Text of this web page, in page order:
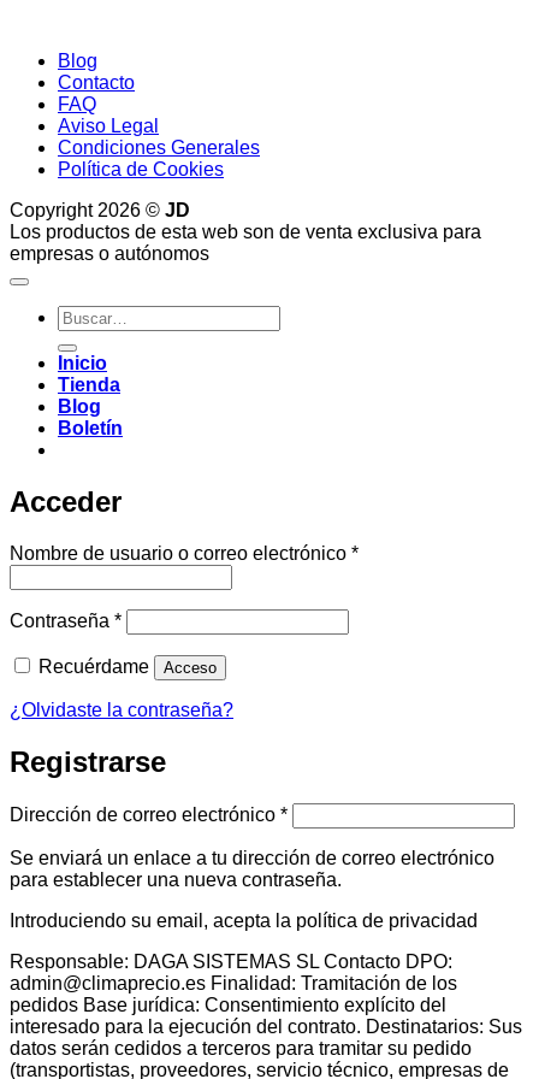
Blog
Contacto
FAQ
Aviso Legal
Condiciones Generales
Política de Cookies
Copyright 2026 © JD
Los productos de esta web son de venta exclusiva para
empresas o autónomos
Buscar
por:
Inicio
Tienda
Blog
Boletín
Acceder
Nombre de usuario o correo electrónico *Obligatorio
Contraseña *Obligatorio
Recuérdame Acceso
¿Olvidaste la contraseña?
Registrarse
Dirección de correo electrónico *Obligatorio
Se enviará un enlace a tu dirección de correo electrónico
para establecer una nueva contraseña.
Introduciendo su email, acepta la política de privacidad
Responsable: DAGA SISTEMAS SL Contacto DPO:
admin@climaprecio.es Finalidad: Tramitación de los
pedidos Base jurídica: Consentimiento explícito del
interesado para la ejecución del contrato. Destinatarios: Sus
datos serán cedidos a terceros para tramitar su pedido
(transportistas, proveedores, servicio técnico, empresas de